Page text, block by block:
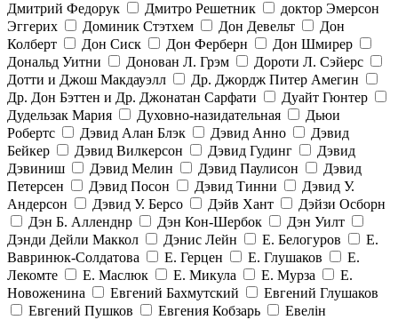
Дмитрий Федорук
Дмитро Решетник
доктор Эмерсон
Эггерих
Доминик Стэтхем Дон Девельт
Дон
Колберт
Дон Сиск Дон Ферберн
Дон Шмирер
Дональд Уитни
Донован Л. Грэм
Дороти Л. Сэйерс
Дотти и Джош Макдауэлл
Др. Джордж Питер Амегин
Др. Дон Бэттен и Др. Джонатан Сарфати
Дуайт Гюнтер
Дудельзак Мария
Духовно-назидательная
Дьюи
Робертс
Дэвид Алан Блэк Дэвид Анно
Дэвид
Бейкер
Дэвид Вилкерсон Дэвид Гудинг
Дэвид
Дэвиниш
Дэвид Мелин Дэвид Паулисон
Дэвид
Петерсен
Дэвид Посон Дэвид Тинни
Дэвид У.
Андерсон
Дэвид У. Берсо Дэйв Хант
Дэйзи Осборн
Дэн Б. Алленднр
Дэн Кон-Шербок
Дэн Уилт
Дэнди Дейли Маккол
Дэнис Лейн Е. Белогуров
Е.
Вавринюк-Солдатова
Е. Герцен Е. Глушаков
Е.
Лекомте
Е. Маслюк Е. Микула Е. Мурза
Е.
Новоженина
Евгений Бахмутский
Евгений Глушаков
Евгений Пушков
Евгения Кобзарь
Евелін